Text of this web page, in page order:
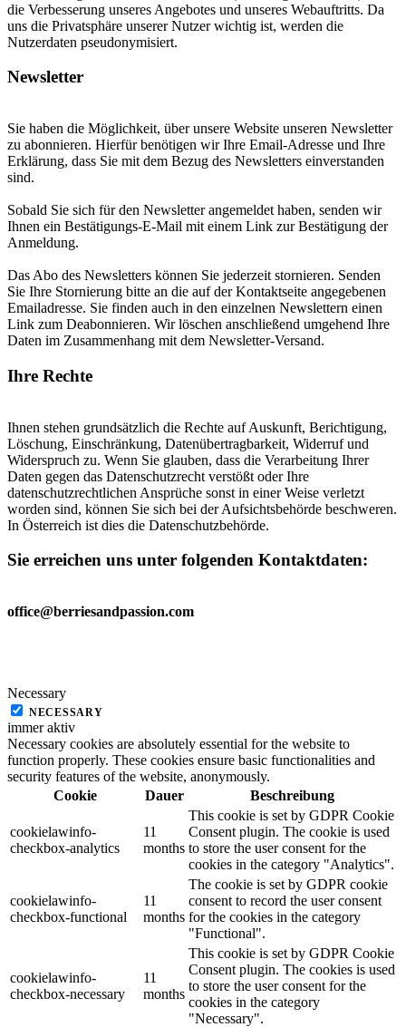
die Verbesserung unseres Angebotes und unseres Webauftritts. Da
uns die Privatsphäre unserer Nutzer wichtig ist, werden die
Nutzerdaten pseudonymisiert.
Newsletter
Sie haben die Möglichkeit, über unsere Website unseren Newsletter
zu abonnieren. Hierfür benötigen wir Ihre Email-Adresse und Ihre
Erklärung, dass Sie mit dem Bezug des Newsletters einverstanden
sind.
Sobald Sie sich für den Newsletter angemeldet haben, senden wir
Ihnen ein Bestätigungs-E-Mail mit einem Link zur Bestätigung der
Anmeldung.
Das Abo des Newsletters können Sie jederzeit stornieren. Senden
Sie Ihre Stornierung bitte an die auf der Kontaktseite angegebenen
Emailadresse. Sie finden auch in den einzelnen Newslettern einen
Link zum Deabonnieren. Wir löschen anschließend umgehend Ihre
Daten im Zusammenhang mit dem Newsletter-Versand.
Ihre Rechte
Ihnen stehen grundsätzlich die Rechte auf Auskunft, Berichtigung,
Löschung, Einschränkung, Datenübertragbarkeit, Widerruf und
Widerspruch zu. Wenn Sie glauben, dass die Verarbeitung Ihrer
Daten gegen das Datenschutzrecht verstößt oder Ihre
datenschutzrechtlichen Ansprüche sonst in einer Weise verletzt
worden sind, können Sie sich bei der Aufsichtsbehörde beschweren.
In Österreich ist dies die Datenschutzbehörde.
Sie erreichen uns unter folgenden Kontaktdaten:
office@berriesandpassion.com
Necessary
NECESSARY
immer aktiv
Necessary cookies are absolutely essential for the website to
function properly. These cookies ensure basic functionalities and
security features of the website, anonymously.
Cookie
Dauer Beschreibung
cookielawinfo-
checkbox-analytics
11
months
This cookie is set by GDPR Cookie
Consent plugin. The cookie is used
to store the user consent for the
cookies in the category "Analytics".
cookielawinfo-
checkbox-functional
11
months
The cookie is set by GDPR cookie
consent to record the user consent
for the cookies in the category
"Functional".
cookielawinfo-
checkbox-necessary
11
months
This cookie is set by GDPR Cookie
Consent plugin. The cookies is used
to store the user consent for the
cookies in the category
"Necessary".